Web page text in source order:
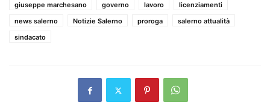
giuseppe marchesano
governo lavoro
licenziamenti
news salerno
Notizie Salerno proroga
salerno attualità
sindacato